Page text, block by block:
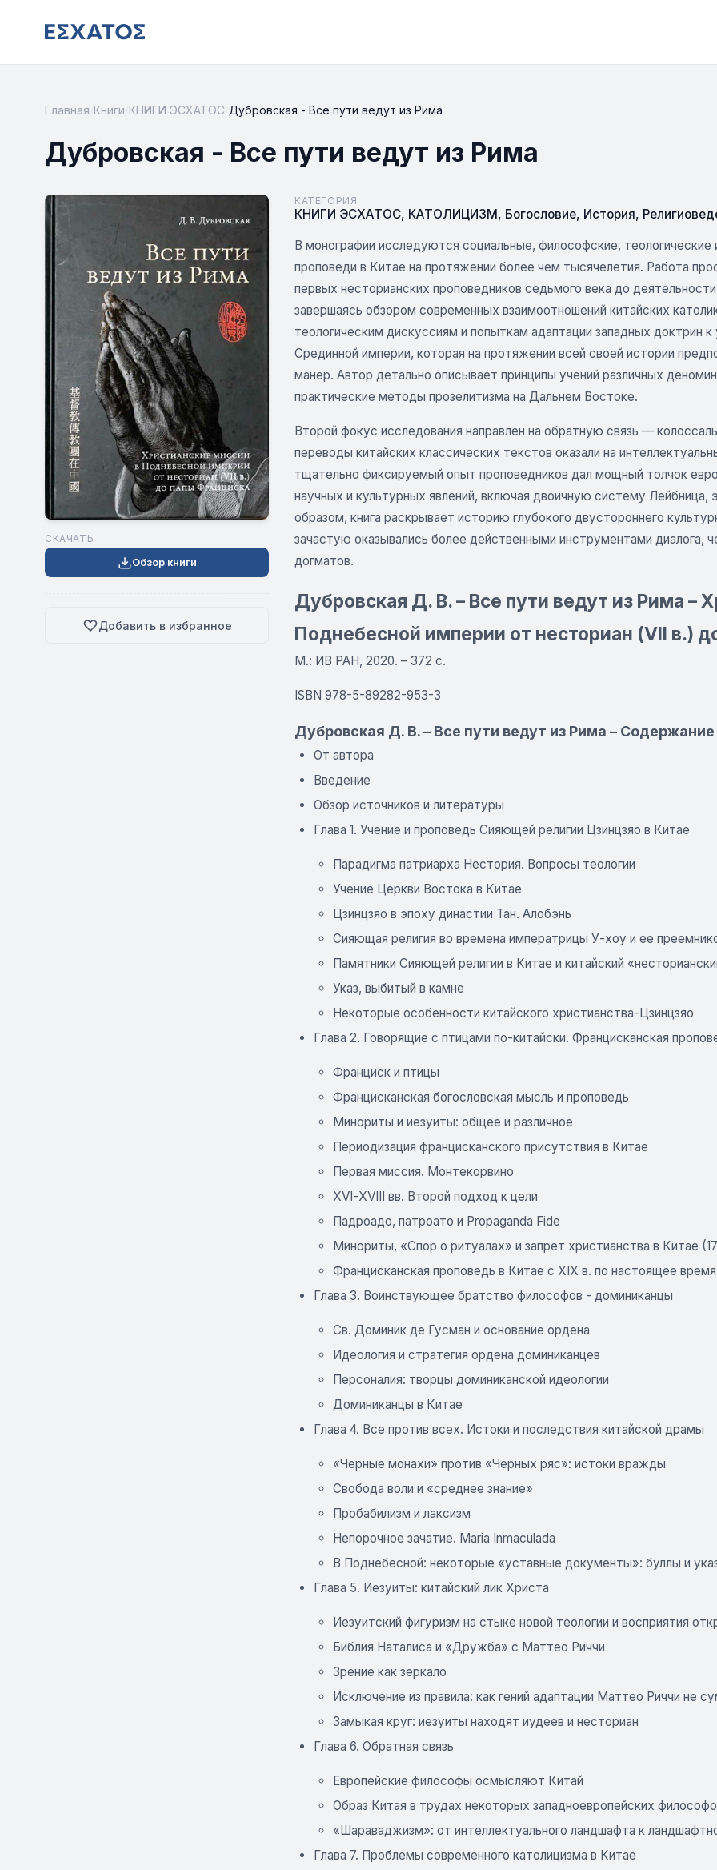
Главная Книги КНИГИ ЭСХАТОС Дубровская - Все пути ведут из Рима
Дубровская - Все пути ведут из Рима
СКАЧАТЬ
Обзор книги
Добавить в избранное
КАТЕГОРИЯ
КНИГИ ЭСХАТОС, КАТОЛИЦИЗМ, Богословие, История,
В монографии исследуются социальные, философские, теологические
проповеди в Китае на протяжении более чем тысячелетия. Работа
первых несторианских проповедников седьмого века до
завершаясь обзором современных взаимоотношений китайских
теологическим дискуссиям и попыткам адаптации западных доктрин
Срединной империи, которая на протяжении всей своей истории
манер. Автор детально описывает принципы учений различных
практические методы прозелитизма на Дальнем Востоке.
Второй фокус исследования направлен на обратную связь —
переводы китайских классических текстов оказали на
тщательно фиксируемый опыт проповедников дал мощный толчок
научных и культурных явлений, включая двоичную систему Лейбница,
образом, книга раскрывает историю глубокого двустороннего
зачастую оказывались более действенными инструментами диалога,
догматов.
Дубровская Д. В. – Все пути ведут из Рима –
Поднебесной империи от несториан (VII в.)
М.: ИВ РАН, 2020. – 372 с.
ISBN 978-5-89282-953-3
Дубровская Д. В. – Все пути ведут из Рима – Содержание
От автора
Введение
Обзор источников и литературы
Глава 1. Учение и проповедь Сияющей религии Цзинцзяо в Китае
Парадигма патриарха Нестория. Вопросы теологии
Учение Церкви Востока в Китае
Цзинцзяо в эпоху династии Тан. Алобэнь
Сияющая религия во времена императрицы У-хоу и ее
Памятники Сияющей религии в Китае и китайский
Указ, выбитый в камне
Некоторые особенности китайского христианства-Цзинцзяо
Глава 2. Говорящие с птицами по-китайски. Францисканская
Франциск и птицы
Францисканская богословская мысль и проповедь
Минориты и иезуиты: общее и различное
Периодизация францисканского присутствия в Китае
Первая миссия. Монтекорвино
ХVІ-ХVІІІ вв. Второй подход к цели
Падроадо, патроато и Propaganda Fide
Минориты, «Спор о ритуалах» и запрет христианства в Китае
Францисканская проповедь в Китае с ХІХ в. по настоящее время
Глава 3. Воинствующее братство философов - доминиканцы
Св. Доминик де Гусман и основание ордена
Идеология и стратегия ордена доминиканцев
Персоналия: творцы доминиканской идеологии
Доминиканцы в Китае
Глава 4. Все против всех. Истоки и последствия китайской драмы
«Черные монахи» против «Черных ряс»: истоки вражды
Свобода воли и «среднее знание»
Пробабилизм и лаксизм
Непорочное зачатие. Maria Inmaculada
В Поднебесной: некоторые «уставные документы»: буллы и
Глава 5. Иезуиты: китайский лик Христа
Иезуитский фигуризм на стыке новой теологии и восприятия
Библия Наталиса и «Дружба» с Маттео Риччи
Зрение как зеркало
Исключение из правила: как гений адаптации Маттео Риччи не
Замыкая круг: иезуиты находят иудеев и несториан
Глава 6. Обратная связь
Европейские философы осмысляют Китай
Образ Китая в трудах некоторых западноевропейских
«Шараваджизм»: от интеллектуального ландшафта к
Глава 7. Проблемы современного католицизма в Китае